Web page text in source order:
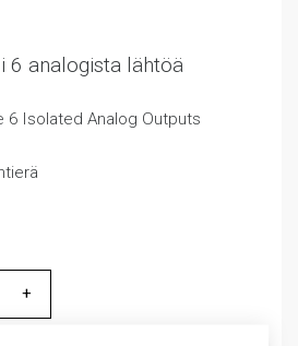
6 analogista lähtöä
6 Isolated Analog Outputs